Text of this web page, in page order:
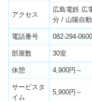
アクセス
広島電鉄 広
分 / 山陽自
電話番号 082-294-0600
部屋数 30室
休憩 4,900円～
サービスタ
イム
5,900円～